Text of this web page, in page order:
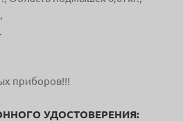
приборов!!!
УДОСТОВЕРЕНИЯ: